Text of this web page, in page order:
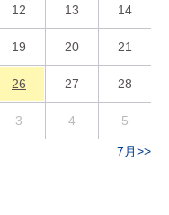
12 13 14
19 20 21
26 27 28
3 4 5
7月>>